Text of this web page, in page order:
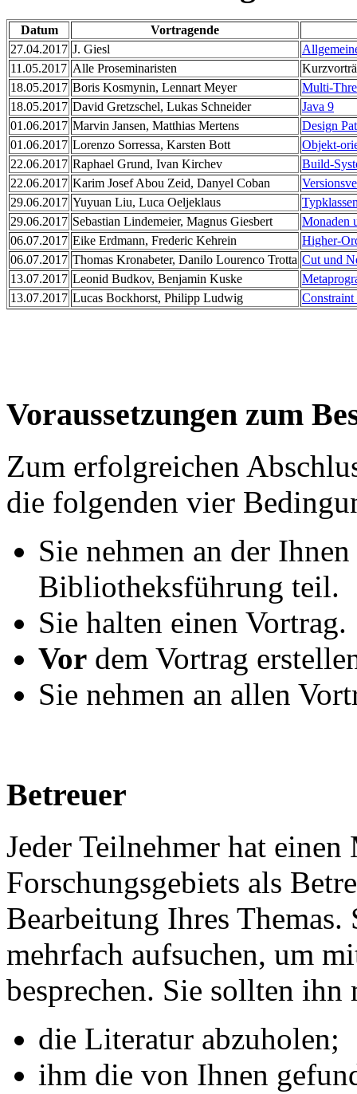
Datum
Vortragende
27.04.2017 J. Giesl
11.05.2017 Alle Proseminaristen
18.05.2017 Boris Kosmynin, Lennart Meyer
Multi-
18.05.2017 David Gretzschel, Lukas Schneider
Java 9
01.06.2017 Marvin Jansen, Matthias Mertens
Design
01.06.2017 Lorenzo Sorressa, Karsten Bott
Objekt-
22.06.2017 Raphael Grund, Ivan Kirchev
Build-
22.06.2017 Karim Josef Abou Zeid, Danyel Coban
29.06.2017 Yuyuan Liu, Luca Oeljeklaus
29.06.2017 Sebastian Lindemeier, Magnus Giesbert
Monaden
06.07.2017 Eike Erdmann, Frederic Kehrein
Higher-
06.07.2017 Thomas Kronabeter, Danilo Lourenco Trotta Cut und
13.07.2017 Leonid Budkov, Benjamin Kuske
13.07.2017 Lucas Bockhorst, Philipp Ludwig
Voraussetzungen zum
Zum erfolgreichen
die folgenden vier
Sie nehmen an der
Bibliotheksführung teil.
Sie halten einen Vortrag.
Vor dem Vortrag
Sie nehmen an allen
Betreuer
Jeder Teilnehmer hat
Forschungsgebiets als
Bearbeitung Ihres
mehrfach aufsuchen, um
besprechen. Sie sollten
die Literatur abzuholen;
ihm die von Ihnen